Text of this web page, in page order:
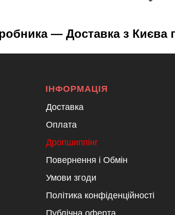
— Доставка з Києва
ІНФОРМАЦІЯ
Доставка
Оплата
Дропшиппінг
Повернення і Обмін
Умови згоди
Політика конфіденційності